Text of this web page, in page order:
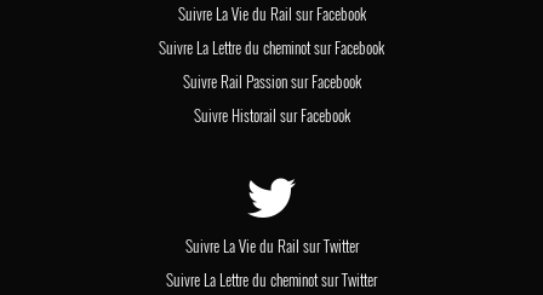
Suivre La Vie du Rail sur Facebook
Suivre La Lettre du cheminot sur Facebook
Suivre Rail Passion sur Facebook
Suivre Historail sur Facebook
Suivre La Vie du Rail sur Twitter
Suivre La Lettre du cheminot sur Twitter